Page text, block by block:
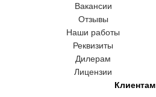
Вакансии
Отзывы
Наши работы
Реквизиты
Дилерам
Лицензии
Клиентам